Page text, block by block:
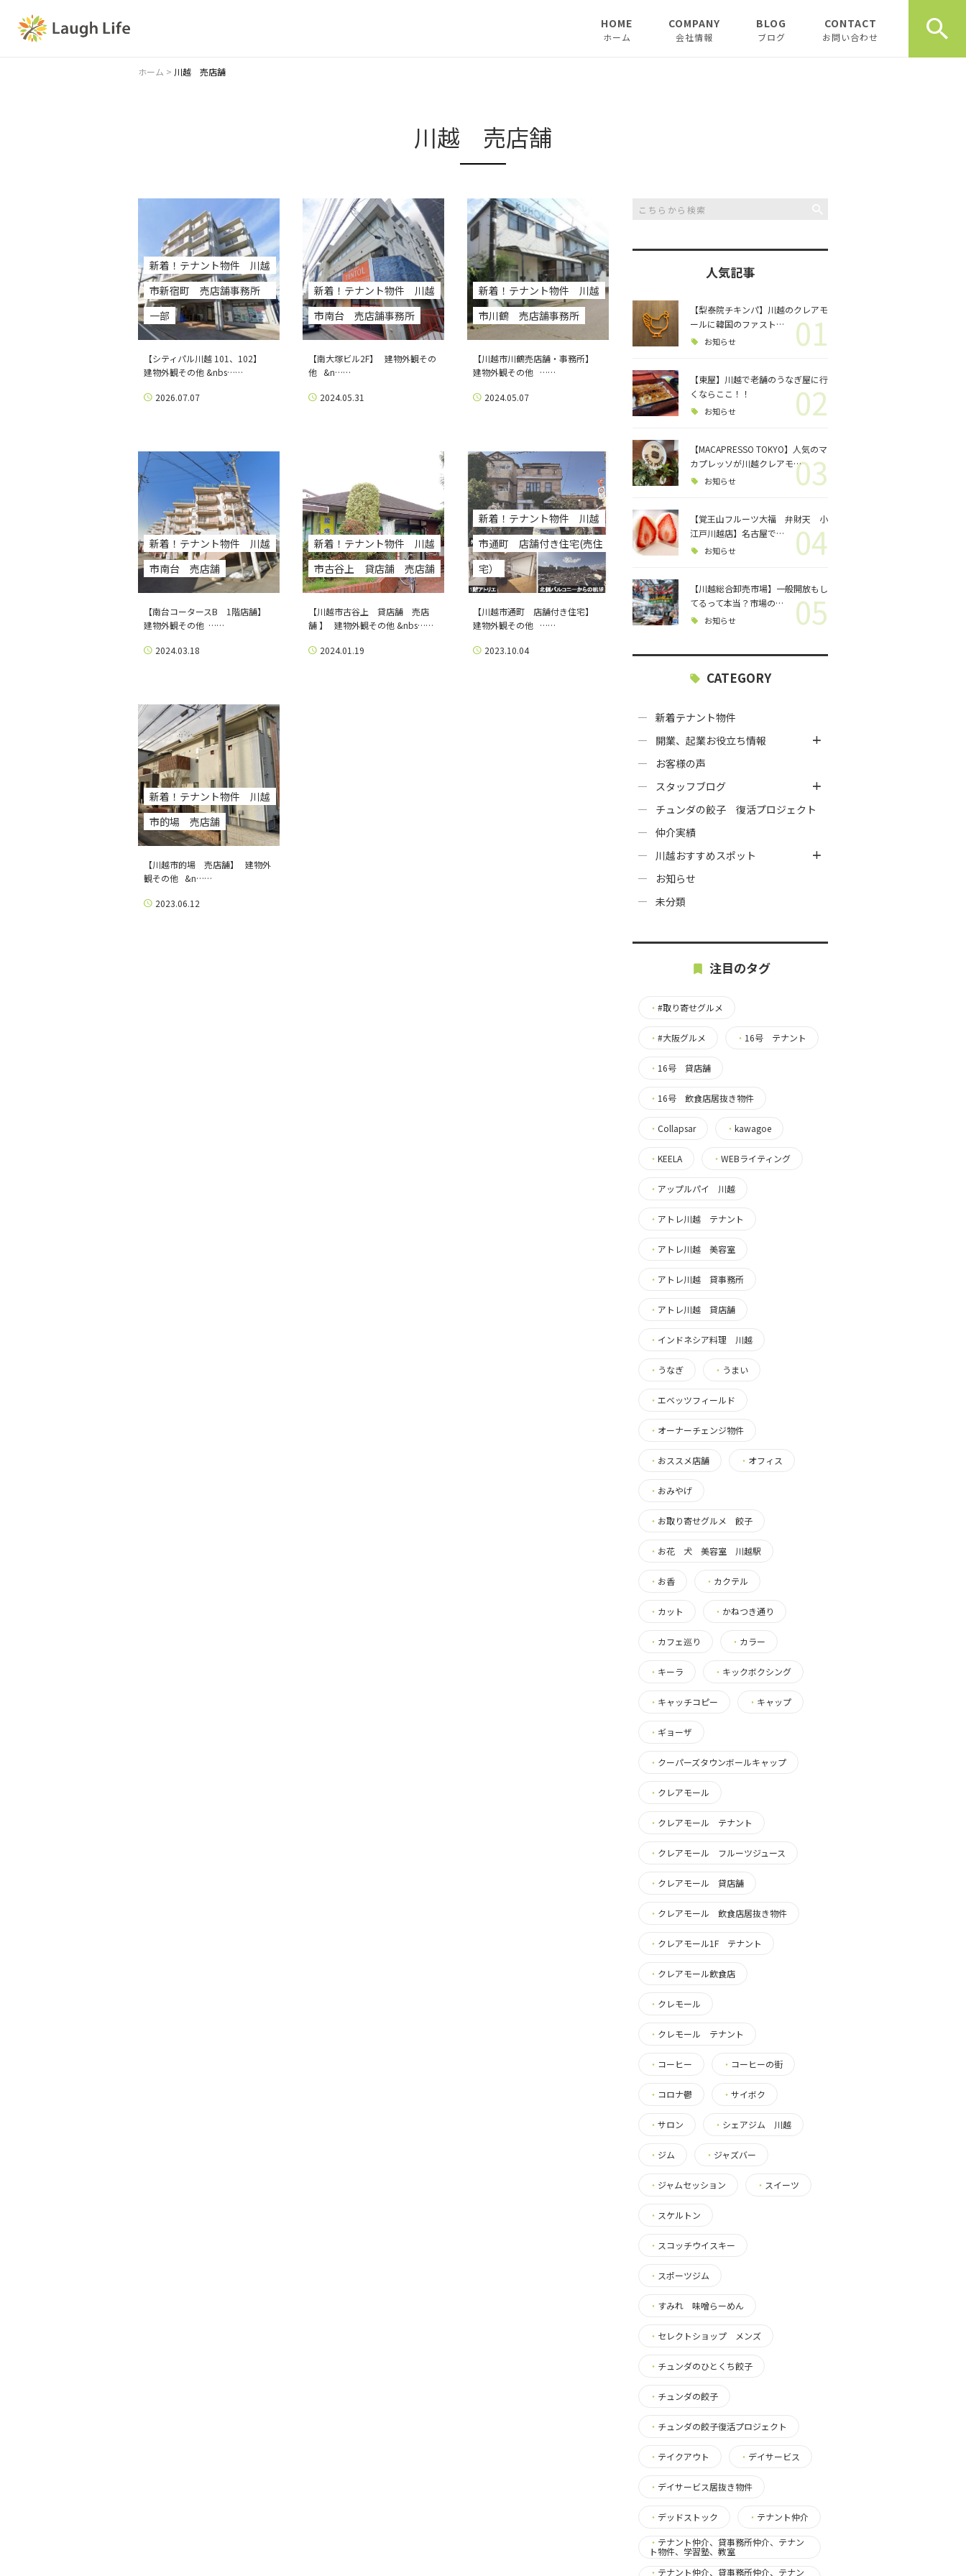
HOME
ホーム
COMPANY
会社情報
BLOG
ブログ
チュンダの餃子 復活プ
ロジェクト
CONTACT
お問い合わせ
ホーム > 川越 売店舗
川越 売店舗
新着！テナント物件 川越
市新宿町 売店舗事務所
一部
【シティパル川越 101、102】
建物外観その他 &nbs……
2026.07.07
新着！テナント物件 川越
市南台 売店舗事務所
【南大塚ビル2F】 建物外観その
他 &n……
2024.05.31
新着！テナント物件 川越
市川鶴 売店舗事務所
【川越市川鶴売店舗・事務所】
建物外観その他 ……
2024.05.07
新着！テナント物件 川越
市南台 売店舗
【南台コータースB 1階店舗】
建物外観その他 ……
2024.03.18
新着！テナント物件 川越
市古谷上 貸店舗 売店舗
【川越市古谷上 貸店舗 売店
舗 】 建物外観その他 &nbs……
2024.01.19
新着！テナント物件 川越
市通町 店舗付き住宅(売住
宅）
【川越市通町 店舗付き住宅】
建物外観その他 ……
2023.10.04
新着！テナント物件 川越
市的場 売店舗
【川越市的場 売店舗】 建物外
観その他 &n……
2023.06.12
人気記事
【梨泰院チキンパ】川越のクレアモ
ールに韓国のファスト…
お知らせ 01
【東屋】川越で老舗のうなぎ屋に行
くならここ！！
お知らせ 02
【MACAPRESSO TOKYO】人気のマ
カプレッソが川越クレアモ…
お知らせ 03
【覚王山フルーツ大福 弁財天 小
江戸川越店】名古屋で…
お知らせ 04
【川越総合卸売市場】一般開放もし
てるって本当？市場の…
お知らせ 05
CATEGORY
新着テナント物件
開業、起業お役立ち情報
お客様の声
スタッフブログ
チュンダの餃子 復活プロジェクト
仲介実績
川越おすすめスポット
お知らせ
未分類
注目のタグ
・ #取り寄せグルメ
・ #大阪グルメ ・ 16号 テナント
・ 16号 貸店舗
・ 16号 飲食店居抜き物件
・ Collapsar ・ kawagoe
・ KEELA ・ WEBライティング
・ アップルパイ 川越
・ アトレ川越 テナント
・ アトレ川越 美容室
・ アトレ川越 貸事務所
・ アトレ川越 貸店舗
・ インドネシア料理 川越
・ うなぎ ・ うまい
・ エベッツフィールド
・ オーナーチェンジ物件
・ おススメ店舗 ・ オフィス
・ おみやげ
・ お取り寄せグルメ 餃子
・ お花 犬 美容室 川越駅
・ お香 ・ カクテル
・ カット ・ かねつき通り
・ カフェ巡り ・ カラー
・ キーラ ・ キックボクシング
・ キャッチコピー ・ キャップ
・ ギョーザ
・ クーパーズタウンボールキャップ
・ クレアモール
・ クレアモール テナント
・ クレアモール フルーツジュース
・ クレアモール 貸店舗
・ クレアモール 飲食店居抜き物件
・ クレアモール1F テナント
・ クレアモール飲食店
・ クレモール
・ クレモール テナント
・ コーヒー ・ コーヒーの街
・ コロナ鬱 ・ サイボク
・ サロン ・ シェアジム 川越
・ ジム ・ ジャズバー
・ ジャムセッション ・ スイーツ
・ スケルトン
・ スコッチウイスキー
・ スポーツジム
・ すみれ 味噌らーめん
・ セレクトショップ メンズ
・ チュンダのひとくち餃子
・ チュンダの餃子
・ チュンダの餃子復活プロジェクト
・ テイクアウト ・ デイサービス
・ デイサービス居抜き物件
・ デッドストック ・ テナント仲介
・ テナント仲介、貸事務所仲介、テナン
ト物件、学習塾、教室
・ テナント仲介、貸事務所仲介、テナン